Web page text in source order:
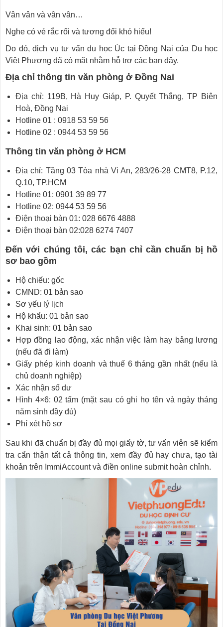
Vân vân và vân vân…
Nghe có vẻ rắc rối và tương đối khó hiểu!
Do đó, dịch vụ tư vấn du học Úc tại Đồng Nai của Du học
Việt Phương đã có mặt nhằm hỗ trợ các bạn đây.
Địa chỉ thông tin văn phòng ở Đồng Nai
Địa chỉ: 119B, Hà Huy Giáp, P. Quyết Thắng, TP Biên
Hoà, Đồng Nai
Hotline 01 : 0918 53 59 56
Hotline 02 : 0944 53 59 56
Thông tin văn phòng ở HCM
Địa chỉ: Tầng 03 Tòa nhà Vi An, 283/26-28 CMT8, P.12,
Q.10, TP.HCM
Hotline 01: 0901 39 89 77
Hotline 02: 0944 53 59 56
Điện thoại bàn 01: 028 6676 4888
Điện thoại bàn 02:028 6274 7407
Đến với chúng tôi, các bạn chỉ cần chuẩn bị hồ
sơ bao gồm
Hộ chiếu: gốc
CMND: 01 bản sao
Sơ yếu lý lịch
Hộ khẩu: 01 bản sao
Khai sinh: 01 bản sao
Hợp đồng lao động, xác nhận việc làm hay bảng lương
(nếu đã đi làm)
Giấy phép kinh doanh và thuế 6 tháng gần nhất (nếu là
chủ doanh nghiệp)
Xác nhận số dư
Hình 4×6: 02 tấm (mặt sau có ghi họ tên và ngày tháng
năm sinh đầy đủ)
Phí xét hồ sơ
Sau khi đã chuẩn bị đầy đủ mọi giấy tờ, tư vấn viên sẽ kiểm
tra cẩn thận tất cả thông tin, xem đầy đủ hay chưa, tạo tài
khoản trên ImmiAccount và điền online submit hoàn chỉnh.